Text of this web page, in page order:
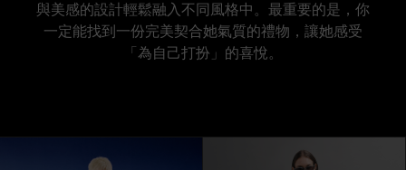
與美感的設計輕鬆融入不同風格中。最重要的是，你
一定能找到一份完美契合她氣質的禮物，讓她感受
「為自己打扮」的喜悅。